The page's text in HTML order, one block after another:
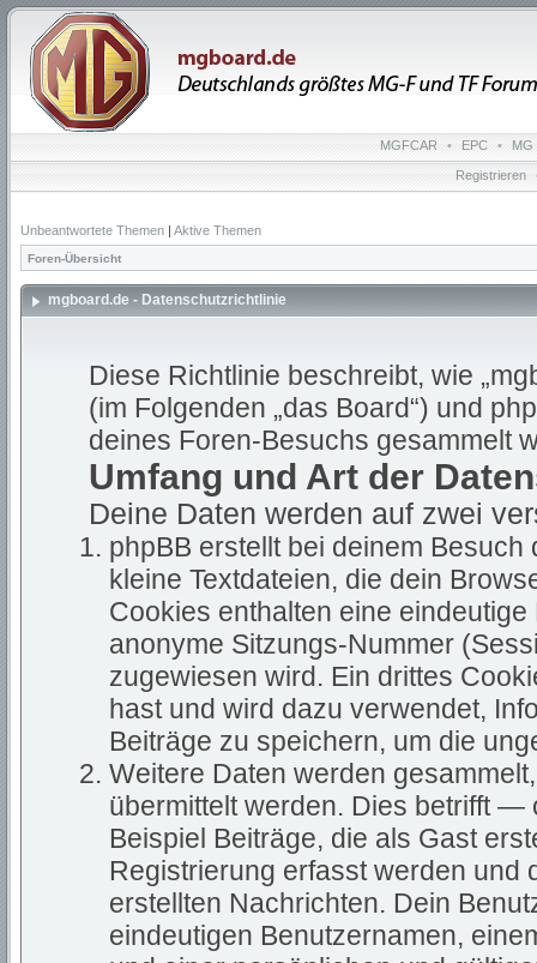
MGFCAR • EPC • MG
Registrieren
Unbeantwortete Themen | Aktive Themen
Foren-Übersicht
mgboard.de - Datenschutzrichtlinie
Diese Richtlinie beschreibt, wie
(im Folgenden „das Board“) und
deines Foren-Besuchs gesammelt
Umfang und Art der
Deine Daten werden auf zwei
phpBB erstellt bei deinem
kleine Textdateien, die dein
Cookies enthalten eine
anonyme Sitzungs-Nummer
zugewiesen wird. Ein drittes
hast und wird dazu verwendet,
Beiträge zu speichern, um die
Weitere Daten werden
übermittelt werden. Dies betrifft
Beispiel Beiträge, die als Gast
Registrierung erfasst werden und
erstellten Nachrichten. Dein
eindeutigen Benutzernamen,